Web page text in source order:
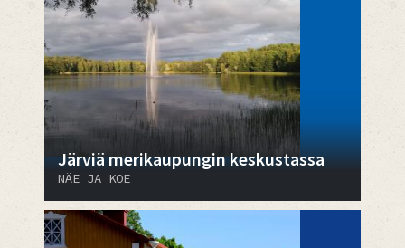
Järviä merikaupungin keskustassa
NÄE JA KOE